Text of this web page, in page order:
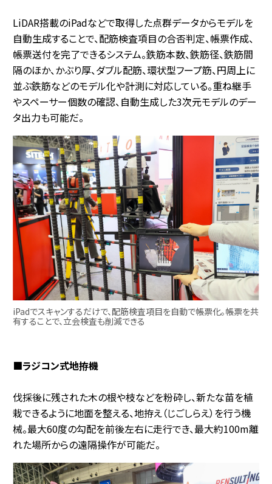
LiDAR搭載のiPadなどで取得した点群データからモデルを
自動生成することで、配筋検査項目の合否判定、帳票作成、
帳票送付を完了できるシステム。鉄筋本数、鉄筋径、鉄筋間
隔のほか、かぶり厚、ダブル配筋、環状型フープ筋、円周上に
並ぶ鉄筋などのモデル化や計測に対応している。重ね継手
やスペーサー個数の確認、自動生成した3次元モデルのデー
タ出力も可能だ。
iPadでスキャンするだけで、配筋検査項目を自動で帳票化。帳票を共
有することで、立会検査も削減できる
■ラジコン式地拵機
伐採後に残された木の根や枝などを粉砕し、新たな苗を植
栽できるように地面を整える、地拵え（じごしらえ）を行う機
械。最大60度の勾配を前後左右に走行でき、最大約100m離
れた場所からの遠隔操作が可能だ。